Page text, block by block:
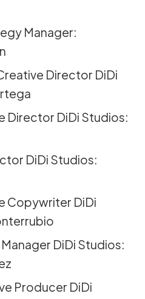
Manager:
Director DiDi
Director DiDi Studios:
DiDi Studios:
Copywriter DiDi
DiDi Studios:
Producer DiDi